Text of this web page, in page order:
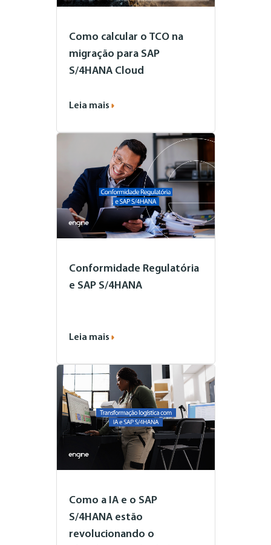
Como calcular o TCO na
migração para SAP
S/4HANA Cloud
Leia mais
Conformidade Regulatória
e SAP S/4HANA
Leia mais
Como a IA e o SAP
S/4HANA estão
revolucionando o